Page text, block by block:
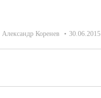
Александр Коренев 30.06.2015